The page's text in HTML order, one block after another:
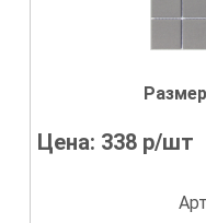
Цена: 338 р/шт